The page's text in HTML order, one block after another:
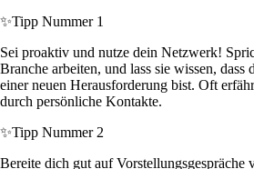
✨Tipp Nummer 1
Sei proaktiv und nutze dein Netzwerk!
Branche arbeiten, und lass sie wissen, dass
einer neuen Herausforderung bist. Oft
durch persönliche Kontakte.
✨Tipp Nummer 2
Bereite dich gut auf